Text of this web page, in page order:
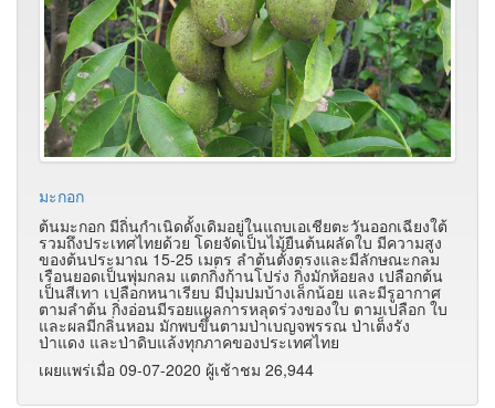
มะกอก
ต้นมะกอก มีถิ่นกำเนิดดั้งเดิมอยู่ในแถบเอเชียตะวันออกเฉียงใต้
รวมถึงประเทศไทยด้วย โดยจัดเป็นไม้ยืนต้นผลัดใบ มีความสูง
ของต้นประมาณ 15-25 เมตร ลำต้นตั้งตรงและมีลักษณะกลม
เรือนยอดเป็นพุ่มกลม แตกกิ่งก้านโปร่ง กิ่งมักห้อยลง เปลือกต้น
เป็นสีเทา เปลือกหนาเรียบ มีปุ่มปมบ้างเล็กน้อย และมีรูอากาศ
ตามลำต้น กิ่งอ่อนมีรอยแผลการหลุดร่วงของใบ ตามเปลือก ใบ
และผลมีกลิ่นหอม มักพบขึ้นตามป่าเบญจพรรณ ป่าเต็งรัง
ป่าแดง และป่าดิบแล้งทุกภาคของประเทศไทย
เผยแพร่เมื่อ 09-07-2020 ผู้เช้าชม 26,944